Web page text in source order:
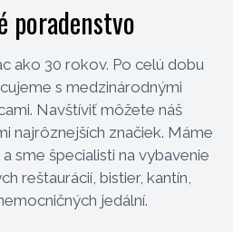
poradenstvo
ako 30 rokov. Po celú dobu
s medzinárodnými
Navštíviť môžete náš
najrôznejších značiek. Máme
sme špecialisti na vybavenie
reštaurácií, bistier, kantín,
jedální.